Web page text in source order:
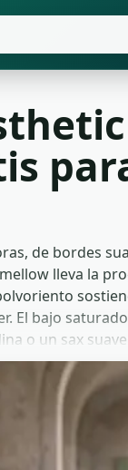
de bordes
lleva la
El bajo
o un sax
en séptimas
compases.
duración de
bajo reels de
las loopean